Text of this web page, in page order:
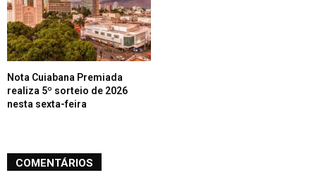
Nota Cuiabana Premiada
realiza 5º sorteio de 2026
nesta sexta-feira
COMENTÁRIOS